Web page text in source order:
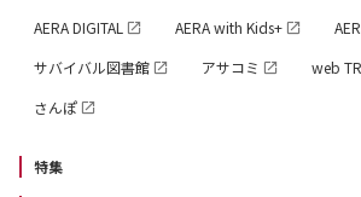
AERA DIGITAL
AERA with Kids+
サバイバル図書館
アサコミ
web
さんぽ
特集